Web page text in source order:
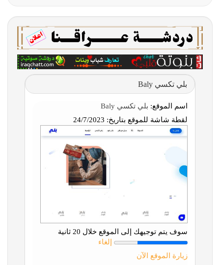
بلي تكسي Baly
اسم الموقع: بلي تكسي Baly
لقطة شاشة للموقع بتاريخ:
سوف يتم توجيهك إلى الموقع خلال 20 ثانية
إلغاء
زيارة الموقع الآن